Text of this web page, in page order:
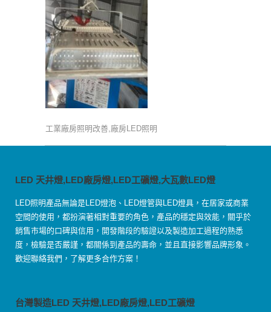
工業廠房照明改善,廠房LED照明
LED 天井燈,LED廠房燈,LED工礦燈,大瓦數LED燈
LED照明產品無論是LED燈泡、LED燈管與LED燈具，在居家或商業
空間的使用，都扮演著相對重要的角色，產品的穩定與效能，關乎於
銷售市場的口碑與信用，開發階段的驗證以及製造加工過程的熟悉
度，檢驗是否嚴謹，都關係到產品的壽命，並且直接影響品牌形象。
歡迎聯絡我們，了解更多合作方案！
台灣製造LED 天井燈,LED廠房燈,LED工礦燈